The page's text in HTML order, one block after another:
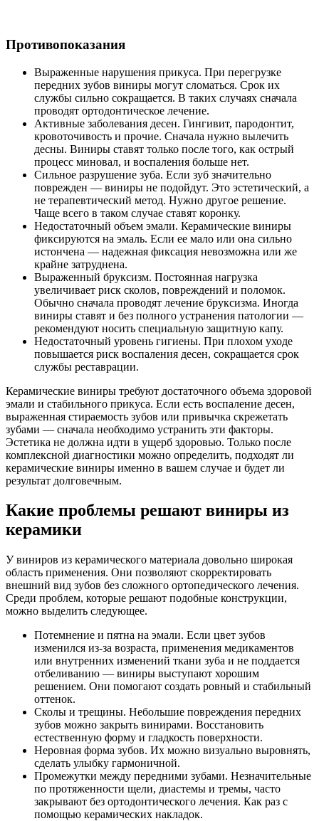
Противопоказания
Выраженные нарушения прикуса. При перегрузке
передних зубов виниры могут сломаться. Срок их
службы сильно сокращается. В таких случаях сначала
проводят ортодонтическое лечение.
Активные заболевания десен. Гингивит, пародонтит,
кровоточивость и прочие. Сначала нужно вылечить
десны. Виниры ставят только после того, как острый
процесс миновал, и воспаления больше нет.
Сильное разрушение зуба. Если зуб значительно
поврежден — виниры не подойдут. Это эстетический, а
не терапевтический метод. Нужно другое решение.
Чаще всего в таком случае ставят коронку.
Недостаточный объем эмали. Керамические виниры
фиксируются на эмаль. Если ее мало или она сильно
истончена — надежная фиксация невозможна или же
крайне затруднена.
Выраженный бруксизм. Постоянная нагрузка
увеличивает риск сколов, повреждений и поломок.
Обычно сначала проводят лечение бруксизма. Иногда
виниры ставят и без полного устранения патологии —
рекомендуют носить специальную защитную капу.
Недостаточный уровень гигиены. При плохом уходе
повышается риск воспаления десен, сокращается срок
службы реставрации.
Керамические виниры требуют достаточного объема здоровой
эмали и стабильного прикуса. Если есть воспаление десен,
выраженная стираемость зубов или привычка скрежетать
зубами — сначала необходимо устранить эти факторы.
Эстетика не должна идти в ущерб здоровью. Только после
комплексной диагностики можно определить, подходят ли
керамические виниры именно в вашем случае и будет ли
результат долговечным.
Какие проблемы решают виниры из
керамики
У виниров из керамического материала довольно широкая
область применения. Они позволяют скорректировать
внешний вид зубов без сложного ортопедического лечения.
Среди проблем, которые решают подобные конструкции,
можно выделить следующее.
Потемнение и пятна на эмали. Если цвет зубов
изменился из-за возраста, применения медикаментов
или внутренних изменений ткани зуба и не поддается
отбеливанию — виниры выступают хорошим
решением. Они помогают создать ровный и стабильный
оттенок.
Сколы и трещины. Небольшие повреждения передних
зубов можно закрыть винирами. Восстановить
естественную форму и гладкость поверхности.
Неровная форма зубов. Их можно визуально выровнять,
сделать улыбку гармоничной.
Промежутки между передними зубами. Незначительные
по протяженности щели, диастемы и тремы, часто
закрывают без ортодонтического лечения. Как раз с
помощью керамических накладок.